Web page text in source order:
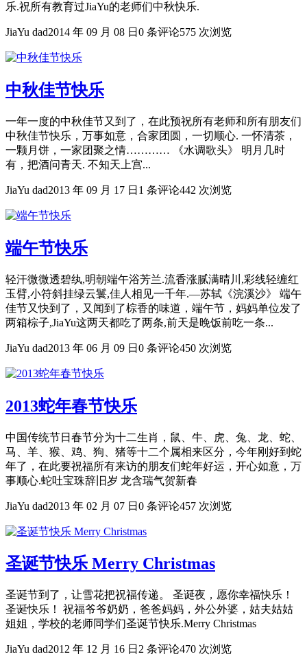
乐.祝所有教育过JiaYu的老师们中秋快乐.
JiaYu dad2014 年 09 月 08 日 0 条评论575 次浏览
中秋佳节快乐
一年一度的中秋佳节又到了，在此预祝所有老师和所有朋友们
中秋佳节快乐，万事如意，合家团圆，一切顺心. 一怀清茶，
一颗月饼，一家团聚之情………… 《水调歌头》 明月几时
有，把酒问青天. 不知天上宫...
JiaYu dad2013 年 09 月 17 日 1 条评论442 次浏览
端午节快乐
轻汗微微透碧纨,明朝端午浴芳兰.流香涨腻满晴川,彩线轻缠红
玉臂,小符斜挂绿云鬟,佳人相见一千年.—苏轼《浣溪沙》 端午
佳节又快到了，又闻到了棕香的味道，端午节，妈妈单位发了
两箱棕子,JiaYu这两天都吃了两条,前天是晚饭前吃一条...
JiaYu dad2013 年 06 月 09 日 0 条评论450 次浏览
2013蛇年春节快乐
中国传统节日春节分为十二生肖，鼠、牛、虎、兔、龙、蛇、
马、羊、猴、鸡、狗、猪等十二个属相来区分，今年刚好到蛇
年了，在此要祝福所有来访的朋友们蛇年好运，开心如意，万
事顺心.蛇吐宝珠辞旧岁 龙含瑞气贺新春
JiaYu dad2013 年 02 月 07 日 0 条评论457 次浏览
圣诞节快乐 Merry Christmas
圣诞节到了，让雪花把祝福传递。 圣诞夜，愿你幸福快乐！
圣诞快乐！ 祝福爷爷奶奶，爸爸妈妈，外公外婆，姑夫姑姑
姐姐，学校的老师同学们圣诞节快乐.Merry Christmas
JiaYu dad2012 年 12 月 16 日 2 条评论470 次浏览